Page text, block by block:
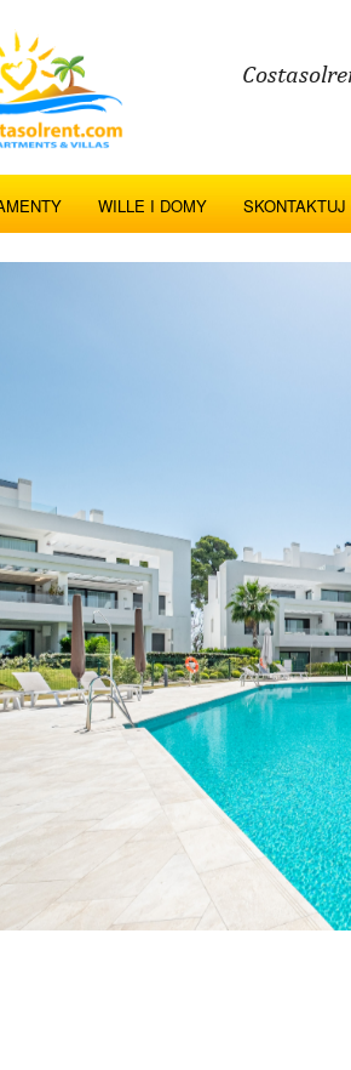
WILLE I DOMY SKONTAKTUJ